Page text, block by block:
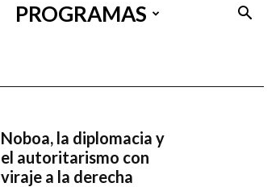
PROGRAMAS
Noboa, la diplomacia y
el autoritarismo con
viraje a la derecha